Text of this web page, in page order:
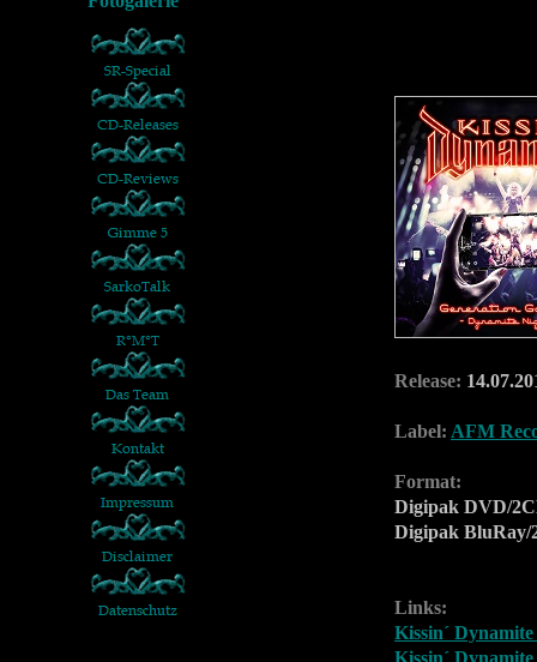
Release:
Label: AFM
Format:
Digipak DVD/
Digipak BluRay/
Links:
Kissin´
Kissin´